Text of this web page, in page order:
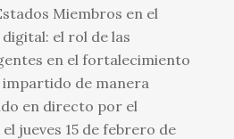
Miembros en el
el rol de las
en el fortalecimiento
impartido de manera
en directo por el
jueves 15 de febrero de